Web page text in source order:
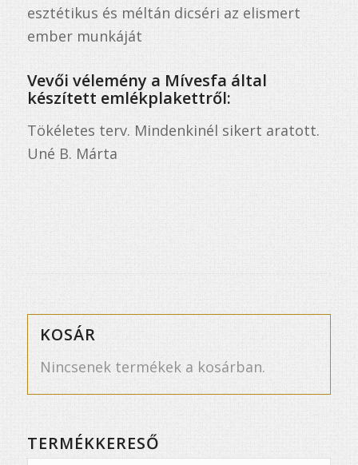
esztétikus és méltán dicséri az elismert
ember munkáját
Vevői vélemény a Mívesfa által
készített emlékplakettről:
Tökéletes terv. Mindenkinél sikert aratott.
Uné B. Márta
KOSÁR
Nincsenek termékek a kosárban.
TERMÉKKERESŐ